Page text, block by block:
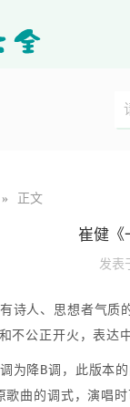
» 正文
崔健《
发表
诗人、思想者气质
不公正开火，表达
调为降B调，此版本
曲的调式，演唱